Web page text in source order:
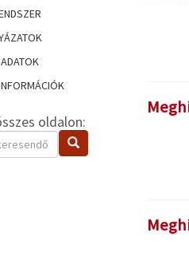
oldalon:
Keresés